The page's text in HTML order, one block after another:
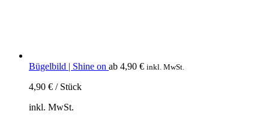
Bügelbild | Shine on ab 4,90 € inkl. MwSt.
4,90 € / Stück
inkl. MwSt.